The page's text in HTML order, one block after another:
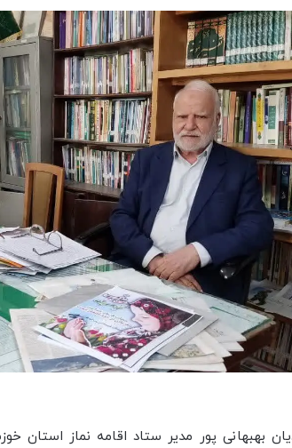
بهبهانی پور مدیر ستاد اقامه نماز استان